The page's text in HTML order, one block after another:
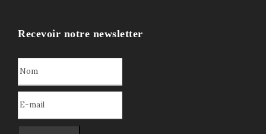
Recevoir notre newsletter